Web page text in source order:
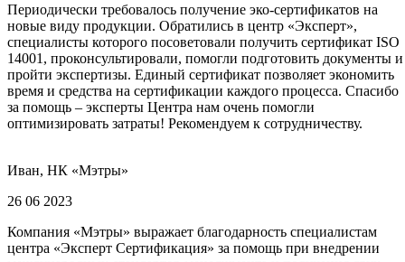
Периодически требовалось получение эко-сертификатов на
новые виду продукции. Обратились в центр «Эксперт»,
специалисты которого посоветовали получить сертификат ISO
14001, проконсультировали, помогли подготовить документы и
пройти экспертизы. Единый сертификат позволяет экономить
время и средства на сертификации каждого процесса. Спасибо
за помощь – эксперты Центра нам очень помогли
оптимизировать затраты! Рекомендуем к сотрудничеству.
Иван, НК «Мэтры»
26 06 2023
Компания «Мэтры» выражает благодарность специалистам
центра «Эксперт Сертификация» за помощь при внедрении